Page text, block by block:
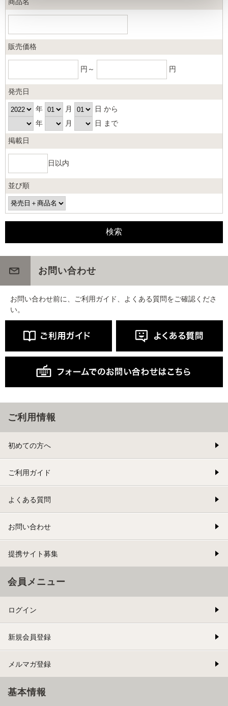
商品名
販売価格
円～ 円
発売日
年 月
日 から
年
月 日 まで
掲載日
日以内
並び順
お問い合わせ
お問い合わせ前に、ご利用ガイド、よくある質問をご確認くださ
い。
ご利用情報
初めての方へ
ご利用ガイド
よくある質問
お問い合わせ
提携サイト募集
会員メニュー
ログイン
新規会員登録
メルマガ登録
基本情報